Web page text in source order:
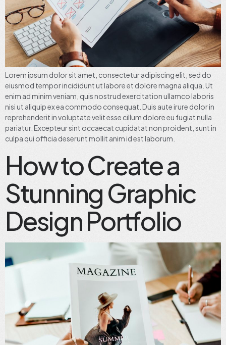
Lorem ipsum dolor sit amet, consectetur adipiscing elit, sed do
eiusmod tempor incididunt ut labore et dolore magna aliqua. Ut
enim ad minim veniam, quis nostrud exercitation ullamco laboris
nisi ut aliquip ex ea commodo consequat. Duis aute irure dolor in
reprehenderit in voluptate velit esse cillum dolore eu fugiat nulla
pariatur. Excepteur sint occaecat cupidatat non proident, sunt in
culpa qui officia deserunt mollit anim id est laborum.
How to Create a
Stunning Graphic
Design Portfolio